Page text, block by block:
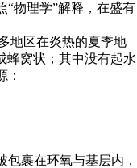
物理学”解释，在盛有
地区在炎热的夏季地
蜂窝状；其中没有起水
：
裹在环氧与基层内，